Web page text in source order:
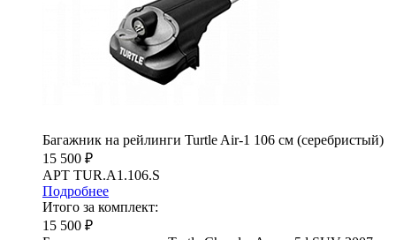
Багажник на рейлинги Turtle Air-1 106 см (серебристый)
15 500 ₽
АРТ TUR.A1.106.S
Подробнее
Итого за комплект:
15 500 ₽